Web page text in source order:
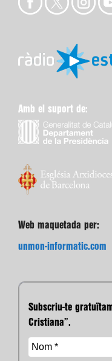
Amb el suport de:
Web maquetada per:
unmon-informatic.com
Subscriu-te
Cristiana”.